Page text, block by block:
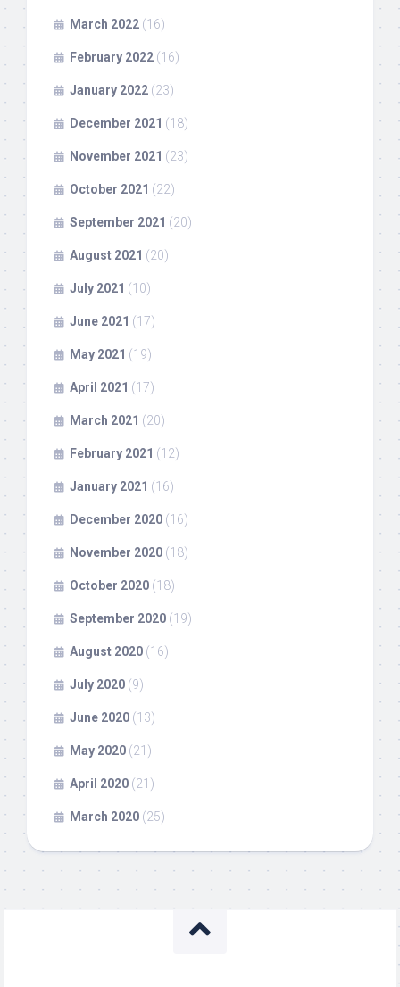
March 2022 (16)
February 2022 (16)
January 2022 (23)
December 2021 (18)
November 2021 (23)
October 2021 (22)
September 2021 (20)
August 2021 (20)
July 2021 (10)
June 2021 (17)
May 2021 (19)
April 2021 (17)
March 2021 (20)
February 2021 (12)
January 2021 (16)
December 2020 (16)
November 2020 (18)
October 2020 (18)
September 2020 (19)
August 2020 (16)
July 2020 (9)
June 2020 (13)
May 2020 (21)
April 2020 (21)
March 2020 (25)